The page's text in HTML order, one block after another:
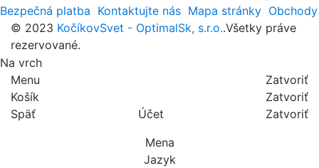
Bezpečná platba Kontaktujte nás Mapa stránky Obchody
© 2023 KočíkovSvet - OptimalSk, s.r.o..Všetky práve
rezervované.
Na vrch
Menu
Zatvoriť
Košík
Zatvoriť
Späť
Účet
Zatvoriť
Mena
Jazyk